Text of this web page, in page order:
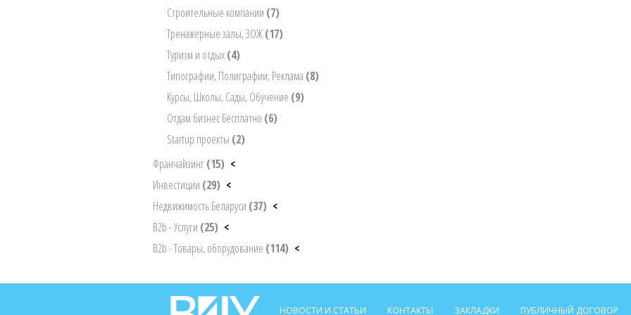
Строительные компании (7)
Тренажерные залы, ЗОЖ(17)
Туризм и отдых(4)
Типографии, Полиграфии, Реклама (8)
Курсы, Школы, Сады, Обучение (9)
Отдам бизнес Бесплатно (6)
Startup проекты (2)
Франчайзинг(15) <
Инвестиции (29) <
Недвижимость Беларуси (37) <
B2b - Услуги (25) <
B2b - Товары, оборудование (114) <
НОВОСТИ И СТАТЬИ КОНТАКТЫ ЗАКЛАДКИ ПУБЛИЧНЫЙ ДОГОВОР